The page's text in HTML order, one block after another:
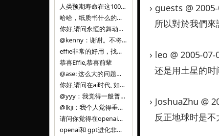
人类预期寿命在这100年，每2-3年增长一岁，到你们这一代大概率能到100岁，46岁还是正当年,可能不是八九点中的太阳了，但还是1
哈哈，纸质书什么的目前没有打算和计划，微信读书我不太熟悉，研究看看。目前，我只发在自己博客和起点上。关于小说内容方面，谢谢你的建议
你好,请问永恒的舞动什么时候可以出版纸质书,或者登陆微信读书.另外小说内容能不能更大气一些,不要只是局限于与一对男女的爱情和ai安
@kenny：谢谢。不将GIF显示为动图，主要是考虑到Effie本身的“极简、无干扰”的设计哲学，动图无疑是“干扰”之一。
effie非常的好用，找了很多年，终于找到这款，已经推荐给身边不少朋友使用和付费。有个小建议，文档里面是否可以增加gif的动图显示
恭喜Effie,恭喜前辈
@ase: 这么大的问题，我觉得我并没有答案。又或者说，每个人（公司）有自己的答案。
你好,请问在ai时代, 如何做软件. 是像以前那样,先构建软件的功能界面和服务,比如Office,嘀嘀打车,airbnb那样的界面
@yyy：我觉得一般普通人（非技术类以及非AI专业领域的人）会接触到的大语言模型肯定是大厂的超级模型。开源模型以后会更多被用在垂直
@lkji：我个人觉得垂直模型会自成一条发展线路的。AI 落地实际应用，一定还是垂直领域会更多。只是，垂直领域每个领域都不大，所以
请问你觉得在openai大语言模型一日千里的情况下，人们还需要去了解学习理解使用开源模型吗，还是说只需要使用openai的大语言模
openai和 gpt进化非常快， 还有垂直模型的机会吗
› guests @
所以對於我們
› leo @ 2005-
还是用土星的
› JoshuaZhu @
反正地球时是